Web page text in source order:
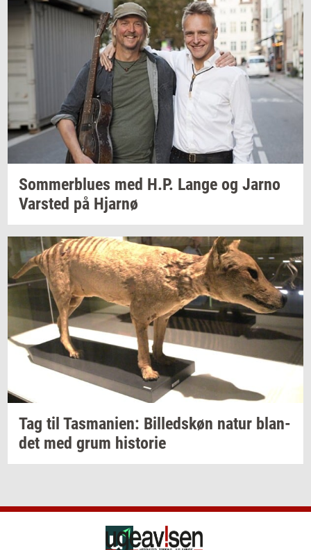
Som­mer­blu­es med H.P. Lange og Jarno
Var­sted på Hjar­nø
Tag til Tas­ma­ni­en: Bil­leds­køn natur blan­
det med grum hi­sto­rie